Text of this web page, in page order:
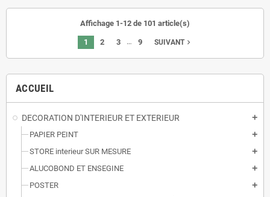
ACCUEIL
DECORATION D'INTERIEUR ET EXTERIEUR add
PAPIER PEINT add
STORE interieur SUR MESURE add
ALUCOBOND ET ENSEGINE add
POSTER add
Affichage 1-12 de 101 article(s)
1 2 3 … 9 SUIVANTnavigate_next